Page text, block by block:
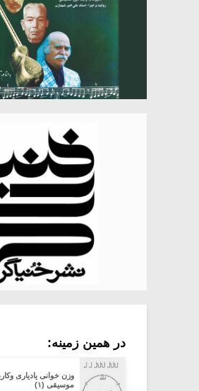
در همین زمینه:
وزن خوانی یادیاری
موسیقی (۱)